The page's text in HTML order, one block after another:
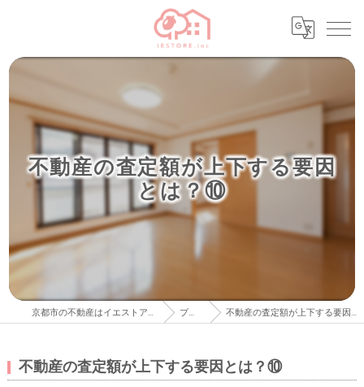
不動産の査定額が上下する要因
とは？⑩
京都市の不動産はイエストア株式会社 ブログ 不動産の査定額が上下する要因とは？⑩
不動産の査定額が上下する要因とは？⑩